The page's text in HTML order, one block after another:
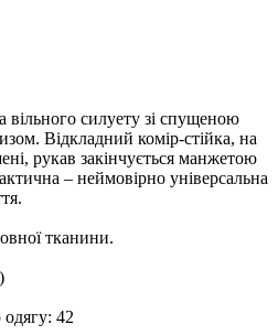
силуету зі спущеною
Відкладний комір-стійка, на
рукав закінчується манжетою
– неймовірно універсальна
тканини.
одягу: 42